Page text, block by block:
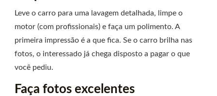
Leve o carro para uma lavagem detalhada, limpe o
motor (com profissionais) e faça um polimento. A
primeira impressão é a que fica. Se o carro brilha nas
fotos, o interessado já chega disposto a pagar o que
você pediu.
Faça fotos excelentes